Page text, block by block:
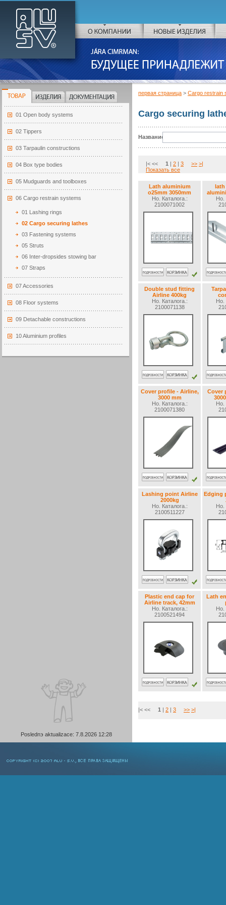
ALU-SV
О КОМПАНИИ НОВЫЕ ИЗДЕЛИЯ
JARA CIMRMAN:
БУДУЩЕЕ ПРИНАДЛЕЖИТ
Poslednэ aktualizace: 7.8.2026 12:28
ТОВАР
01 Open body systems
02 Tippers
03 Tarpaulin constructions
04 Box type bodies
05 Mudguards and toolboxes
06 Cargo restrain systems
01 Lashing rings
02 Cargo securing lathes
03 Fastening systems
05 Struts
06 Inter-dropsides stowing bar
07 Straps
07 Accessories
08 Floor systems
09 Detachable constructions
10 Aluminium profiles
ИЗДЕЛИЯ ДОКУМЕНТАЦИЯ
первая страница > Cargo restrain
Cargo securing
Название:
|< << 1 | 2 | 3 >> >|
Показать все
Lath aluminium
o25mm 3050mm
Но. Каталогa.:
2100071002
lath
Но.
Double stud fitting
Airline 400kg
Но. Каталогa.:
2100071138
Но.
Cover profile - Airline,
3000 mm
Но. Каталогa.:
2100071380
Cover
Но.
Lashing point Airline
2000kg
Но. Каталогa.:
2100511227
Edging
Но.
Plastic end cap for
Airline track, 42mm
Но. Каталогa.:
2100521494
Lath
Но.
|< << 1 | 2 | 3 >> >|
COPYRIGHT © 2007 ALU-SV, ВСЕ ПРАВА ЗАЩИЩЕНЫ